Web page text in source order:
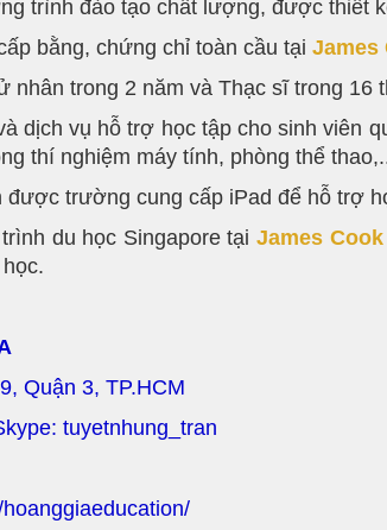
trình đào tạo chất lượng, được thiết
bằng, chứng chỉ toàn cầu tại James
nhân trong 2 năm và Thạc sĩ trong 16
dịch vụ hỗ trợ học tập cho sinh viên
thí nghiệm máy tính, phòng thể
được trường cung cấp iPad để hỗ trợ
du học Singapore tại James
Quận 3, TP.HCM
tuyetnhung_tran